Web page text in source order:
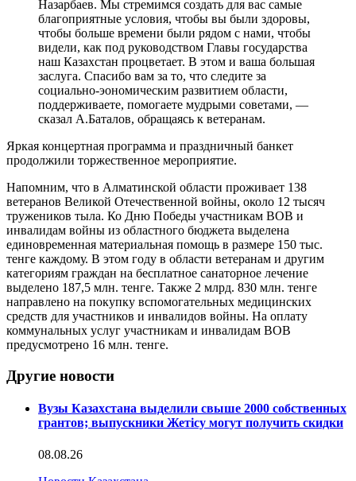
Назарбаев. Мы стремимся создать для вас самые
благоприятные условия, чтобы вы были здоровы,
чтобы больше времени были рядом с нами, чтобы
видели, как под руководством Главы государства
наш Казахстан процветает. В этом и ваша большая
заслуга. Спасибо вам за то, что следите за
социально-эономическим развитием области,
поддерживаете, помогаете мудрыми советами, —
сказал А.Баталов, обращаясь к ветеранам.
Яркая концертная программа и праздничный банкет
продолжили торжественное мероприятие.
Напомним, что в Алматинской области проживает 138
ветеранов Великой Отечественной войны, около 12 тысяч
тружеников тыла. Ко Дню Победы участникам ВОВ и
инвалидам войны из областного бюджета выделена
единовременная материальная помощь в размере 150 тыс.
тенге каждому. В этом году в области ветеранам и другим
категориям граждан на бесплатное санаторное лечение
выделено 187,5 млн. тенге. Также 2 млрд. 830 млн. тенге
направлено на покупку вспомогательных медицинских
средств для участников и инвалидов войны. На оплату
коммунальных услуг участникам и инвалидам ВОВ
предусмотрено 16 млн. тенге.
Другие новости
Вузы Казахстана выделили свыше 2000 собственных
грантов; выпускники Жетісу могут получить скидки
08.08.26